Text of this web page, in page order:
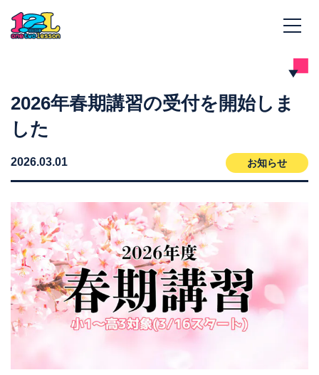
2026年春期講習の受付を開始しま
した
2026.03.01 お知らせ